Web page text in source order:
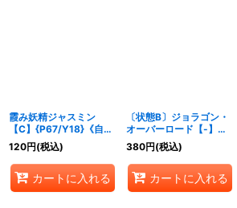
霞み妖精ジャスミン
【C】{P67/Y18}《自
然》
120円(税込)
カートに入れる
〔状態B〕ジョラゴン・
オーバーロード【-】
{P68/Y18}《自然》
380円(税込)
カートに入れる